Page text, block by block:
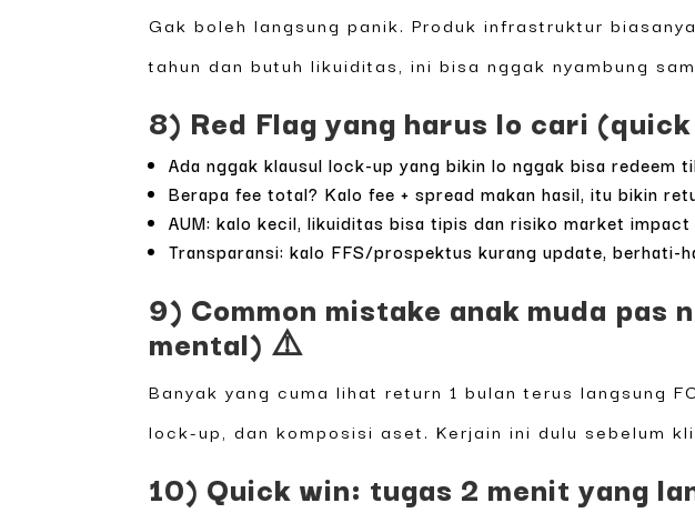
Gak boleh langsung panik. Produk infrastruktur
tahun dan butuh likuiditas, ini bisa nggak nyambung
8) Red Flag yang harus lo cari
Ada nggak klausul lock-up yang bikin lo nggak bisa redeem
Berapa fee total? Kalo fee + spread makan hasil, itu bikin
AUM: kalo kecil, likuiditas bisa tipis dan risiko market impact
Transparansi: kalo FFS/prospektus kurang update, berhati-
9) Common mistake anak muda pas
mental) ⚠️
Banyak yang cuma lihat return 1 bulan terus langsung
lock-up, dan komposisi aset. Kerjain ini dulu sebelum
10) Quick win: tugas 2 menit yang